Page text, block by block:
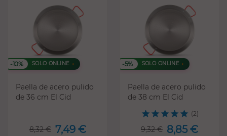
-10% SOLO ONLINE
Paella de acero pulido
de 36 cm El Cid
8,32 € 7,49 €
-5% SOLO ONLINE
Paella de acero pulido
de 38 cm El Cid
(2)
9,32 € 8,85 €